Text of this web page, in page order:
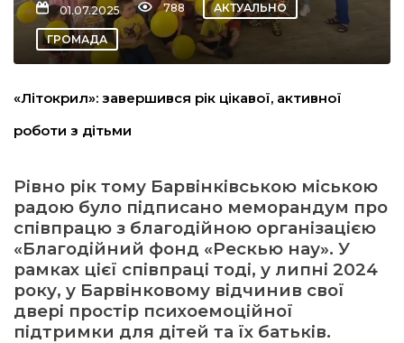
01.07.2025 788 АКТУАЛЬНО
ГРОМАДА
«Літокрил»: завершився рік цікавої, активної
роботи з дітьми
Рівно рік тому Барвінківською міською
радою було підписано меморандум про
співпрацю з благодійною організацією
«Благодійний фонд «Рескью нау». У
рамках цієї співпраці тоді, у липні 2024
року, у Барвінковому відчинив свої
двері простір психоемоційної
підтримки для дітей та їх батьків.